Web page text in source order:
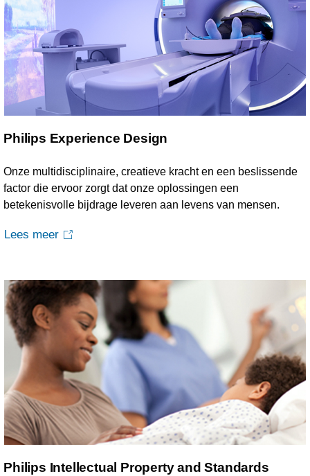
Philips Experience Design
Onze multidisciplinaire, creatieve kracht en een beslissende
factor die ervoor zorgt dat onze oplossingen een
betekenisvolle bijdrage leveren aan levens van mensen.
Lees meer
Philips Intellectual Property and Standards